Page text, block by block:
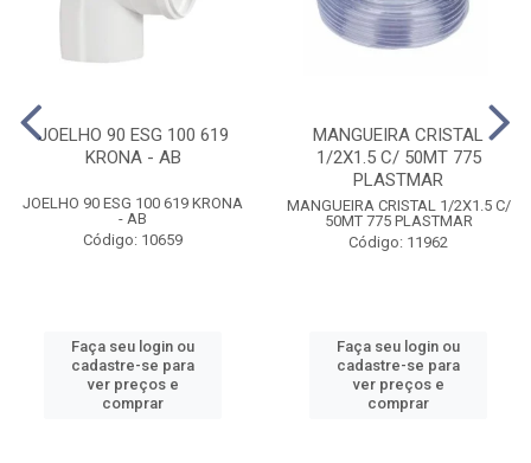
JOELHO 90 ESG 100 619
KRONA - AB
JOELHO 90 ESG 100 619 KRONA
- AB
Código: 10659
Faça seu login ou
cadastre-se para
ver preços e
comprar
MANGUEIRA CRISTAL
1/2X1.5 C/ 50MT 775
PLASTMAR
MANGUEIRA CRISTAL 1/2X1.5 C/
50MT 775 PLASTMAR
Código: 11962
Faça seu login ou
cadastre-se para
ver preços e
comprar